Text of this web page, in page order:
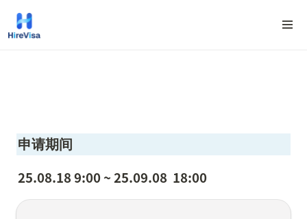
申请期间
25.08.18 9:00 ~ 25.09.08  18:00